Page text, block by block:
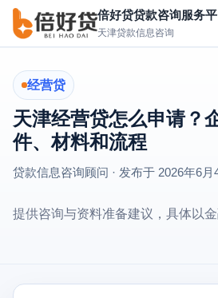
倍好贷贷款咨询服务
天津贷款信息咨询
经营贷
天津经营贷怎么申请？
件、材料和流程
贷款信息咨询顾问 · 发布于 2026年6月
提供咨询与资料准备建议，具体以